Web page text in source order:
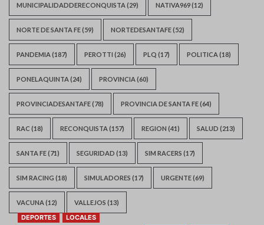
MUNICIPALIDADDERECONQUISTA (29) NATIVA969(12)
NORTE DE SANTA FE(59) NORTEDESANTAFE(52)
PANDEMIA (187) PEROTTI (26) PLQ (17) POLITICA (18)
PONELAQUINTA (24) PROVINCIA (60)
PROVINCIADESANTAFE(78) PROVINCIA DE SANTA FE(64)
RAC (18) RECONQUISTA (157) REGION (41) SALUD (213)
SANTA FE(71) SEGURIDAD (13) SIM RACERS (17)
SIM RACING (18) SIMULADORES (17) URGENTE(69)
VACUNA (12) VALLEJOS (13)
DEPORTES
LOCALES